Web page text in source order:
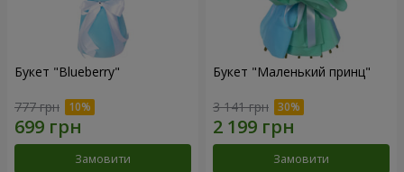
Букет "Blueberry"
777 грн
Замовити
Букет "Маленький принц"
3 141 грн
Замовити